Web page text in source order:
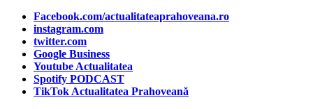
Facebook.com/actualitateaprahoveana.ro
instagram.com
twitter.com
Google Business
Youtube Actualitatea
Spotify PODCAST
TikTok Actualitatea Prahoveană